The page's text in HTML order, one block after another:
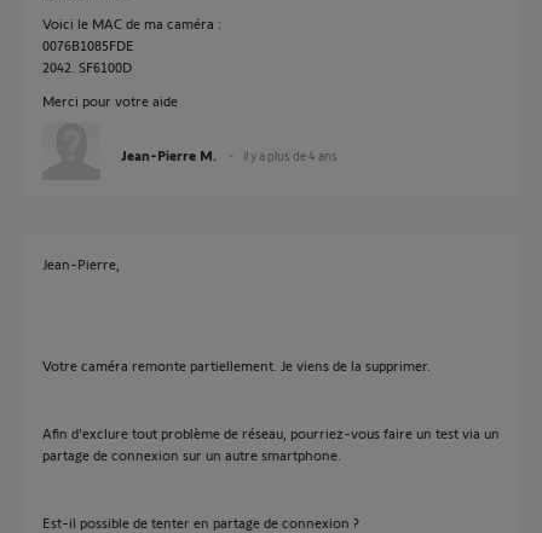
Voici le MAC de ma caméra :
0076B1085FDE
2042. SF6100D
Merci pour votre aide
Jean-Pierre M. il y a plus de 4 ans
Jean-Pierre,
Votre caméra remonte partiellement. Je viens de la supprimer.
Afin d'exclure tout problème de réseau, pourriez-vous faire un test via un
partage de connexion sur un autre smartphone.
Est-il possible de tenter en partage de connexion ?